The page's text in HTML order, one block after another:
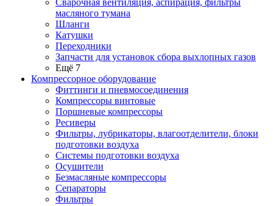
Сварочная вентиляция, аспирация, фильтры
масляного тумана
Шланги
Катушки
Переходники
Запчасти для установок сбора выхлопных газов
Ещё 7
Компрессорное оборудование
Фиттинги и пневмосоединения
Компрессоры винтовые
Поршневые компрессоры
Ресиверы
Фильтры, лубрикаторы, влагоотделители, блоки
подготовки воздуха
Системы подготовки воздуха
Осушители
Безмасляные компрессоры
Сепараторы
Фильтры